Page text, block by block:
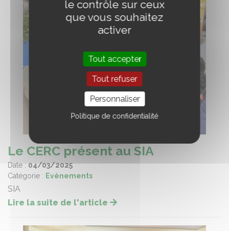
Le CERC présent au SIA
Date : 04/03/2025
Catégorie : Evènements
SIA
Lire la suite de l'article
le contrôle sur ceux
que vous souhaitez
activer
Tout accepter
Tout refuser
Personnaliser
Politique de confidentialité